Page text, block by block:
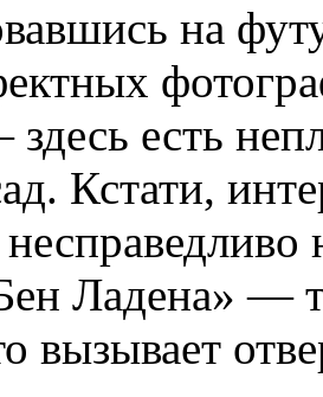
на
есть
Кстати,
Ладена» —
вызывает